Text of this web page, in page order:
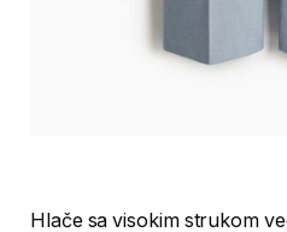
Hlače sa visokim strukom